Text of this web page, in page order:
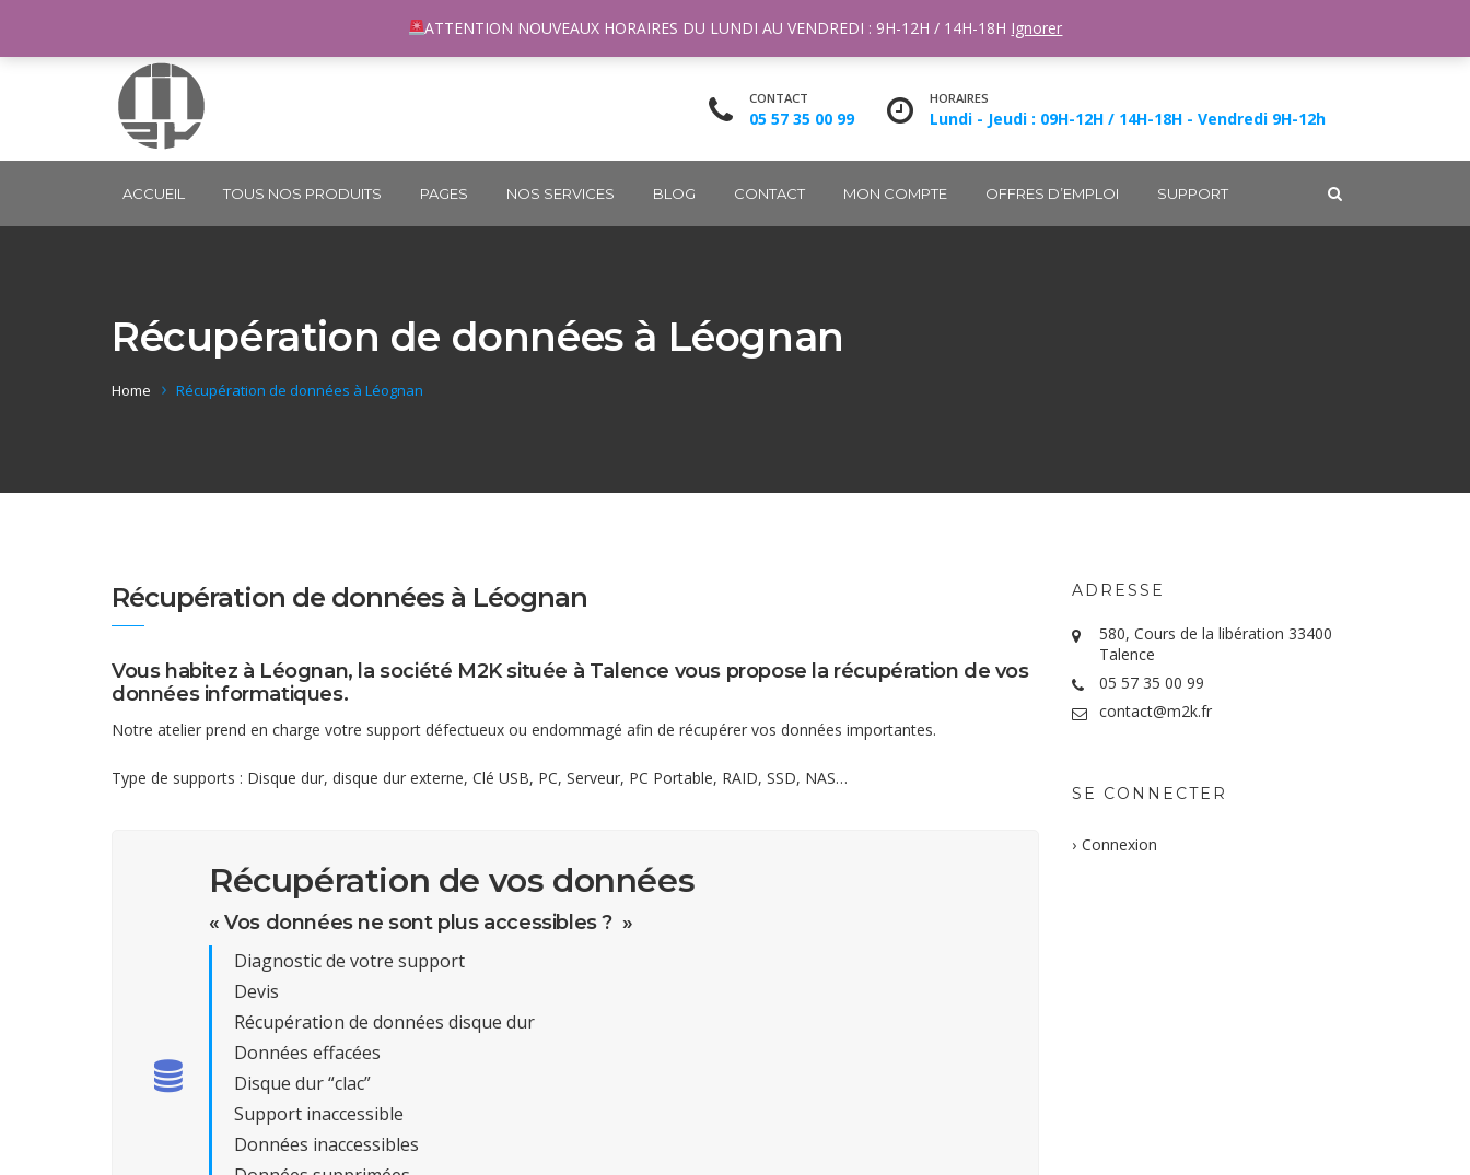
96 rue du Général Margueritte 33400 TALENCE contact@m2k.fr
CONTACT
05 57 35 00 99
HORAIRES
Lundi - Jeudi : 09H-12H / 14H-18H - Vendredi 9H-12h
ACCUEIL TOUS NOS PRODUITS PAGES NOS SERVICES BLOG CONTACT MON COMPTE OFFRES D’EMPLOI SUPPORT
Récupération de données à Léognan
Home Récupération de données à Léognan
Récupération de données à Léognan
Vous habitez à Léognan, la société M2K située à Talence vous propose la récupération de vos
données informatiques.
Notre atelier prend en charge votre support défectueux ou endommagé afin de récupérer vos données importantes.
Type de supports : Disque dur, disque dur externe, Clé USB, PC, Serveur, PC Portable, RAID, SSD, NAS…
Récupération de vos données
« Vos données ne sont plus accessibles ? »
Diagnostic de votre support
Devis
Récupération de données disque dur
Données effacées
Disque dur “clac”
Support inaccessible
Données inaccessibles
ADRESSE
580, Cours de la libération 33400
Talence
05 57 35 00 99
contact@m2k.fr
SE CONNECTER
Connexion
ATTENTION NOUVEAUX HORAIRES DU LUNDI AU VENDREDI : 9H-12H / 14H-18H Ignorer